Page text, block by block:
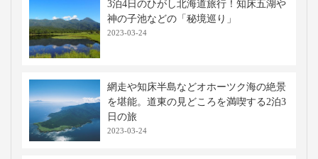
3泊4日のひがし北海道旅行！知床五湖や
神の子池などの「秘境巡り」
2023-03-24
網走や知床半島などオホーツク海の絶景
を堪能。道東の見どころを満喫する2泊3
日の旅
2023-03-24